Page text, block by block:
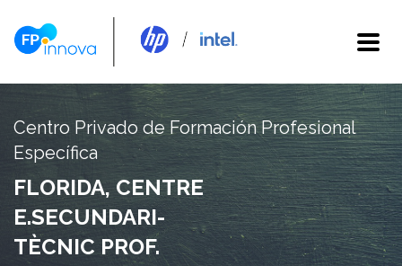
Centro Privado de Formación Profesional
Específica
FLORIDA, CENTRE
E.SECUNDARI-
TÈCNIC PROF.